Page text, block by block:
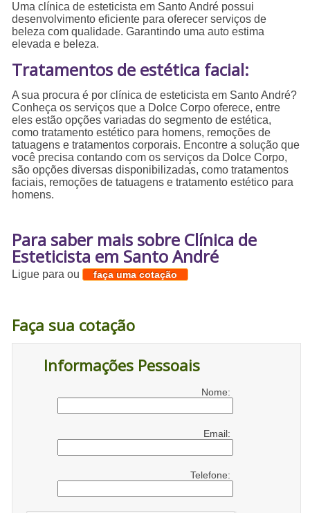
Uma clínica de esteticista em Santo André possui
desenvolvimento eficiente para oferecer serviços de
beleza com qualidade. Garantindo uma auto estima
elevada e beleza.
Tratamentos de estética facial:
A sua procura é por clínica de esteticista em Santo André?
Conheça os serviços que a Dolce Corpo oferece, entre
eles estão opções variadas do segmento de estética,
como tratamento estético para homens, remoções de
tatuagens e tratamentos corporais. Encontre a solução que
você precisa contando com os serviços da Dolce Corpo,
são opções diversas disponibilizadas, como tratamentos
faciais, remoções de tatuagens e tratamento estético para
homens.
Para saber mais sobre Clínica de
Esteticista em Santo André
Ligue paraou faça uma cotação
Faça sua cotação
Informações Pessoais
Nome:
Email:
Telefone: